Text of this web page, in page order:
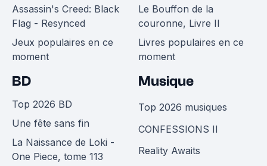
Assassin's Creed: Black
Flag - Resynced
Jeux populaires en ce
moment
Le Bouffon de la
couronne, Livre II
Livres populaires en ce
moment
BD
Top 2026 BD
Une fête sans fin
La Naissance de Loki -
One Piece, tome 113
Musique
Top 2026 musiques
CONFESSIONS II
Reality Awaits